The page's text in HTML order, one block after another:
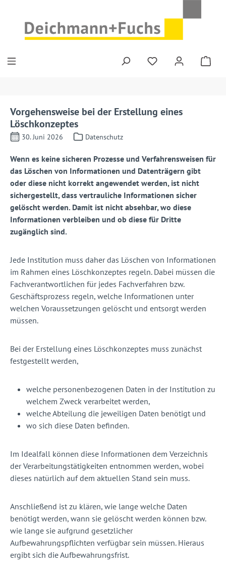
Vorgehensweise bei der Erstellung eines
Löschkonzeptes
30. Juni 2026 Datenschutz
Wenn es keine sicheren Prozesse und Verfahrensweisen für
das Löschen von Informationen und Datenträgern gibt
oder diese nicht korrekt angewendet werden, ist nicht
sichergestellt, dass vertrauliche Informationen sicher
gelöscht werden. Damit ist nicht absehbar, wo diese
Informationen verbleiben und ob diese für Dritte
zugänglich sind.
Jede Institution muss daher das Löschen von Informationen
im Rahmen eines Löschkonzeptes regeln. Dabei müssen die
Fachverantwortlichen für jedes Fachverfahren bzw.
Geschäftsprozess regeln, welche Informationen unter
welchen Voraussetzungen gelöscht und entsorgt werden
müssen.
Bei der Erstellung eines Löschkonzeptes muss zunächst
festgestellt werden,
welche personenbezogenen Daten in der Institution zu
welchem Zweck verarbeitet werden,
welche Abteilung die jeweiligen Daten benötigt und
wo sich diese Daten befinden.
Im Idealfall können diese Informationen dem Verzeichnis
der Verarbeitungstätigkeiten entnommen werden, wobei
dieses natürlich auf dem aktuellen Stand sein muss.
Anschließend ist zu klären, wie lange welche Daten
benötigt werden, wann sie gelöscht werden können bzw.
wie lange sie aufgrund gesetzlicher
Aufbewahrungspflichten verfügbar sein müssen. Hieraus
ergibt sich die Aufbewahrungsfrist.